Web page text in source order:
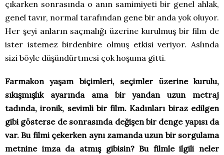
çıkarken sonrasında o anın samimiyeti bir genel ahlak,
genel tavır, normal tarafından gene bir anda yok oluyor.
Her şeyi anların saçmalığı üzerine kurulmuş bir film de
ister istemez birdenbire olmuş etkisi veriyor. Aslında
sizi böyle düşündürtmesi çok hoşuma gitti.
Farmakon yaşam biçimleri, seçimler üzerine kurulu,
sıkışmışlık ayarında ama bir yandan uzun metraj
tadında, ironik, sevimli bir film. Kadınları biraz edilgen
gibi gösterse de sonrasında değişen bir denge yapısı da
var. Bu filmi çekerken aynı zamanda uzun bir sorgulama
metnine imza da atmış gibisin? Bu filmle ilgili neler